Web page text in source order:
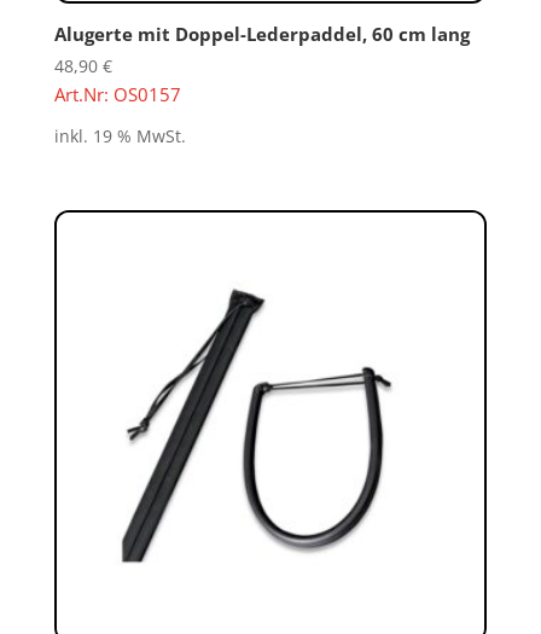
Alugerte mit Doppel-Lederpaddel, 60 cm lang
48,90 €
Art.Nr: OS0157
inkl. 19 % MwSt.